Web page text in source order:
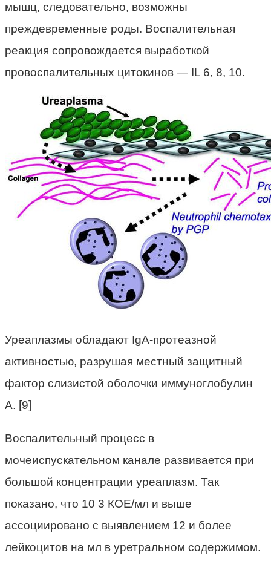
мышц, следовательно, возможны
преждевременные роды. Воспалительная
реакция сопровождается выработкой
провоспалительных цитокинов — IL 6, 8, 10.
Уреаплазмы обладают IgA-протеазной
активностью, разрушая местный защитный
фактор слизистой оболочки иммуноглобулин
А. [9]
Воспалительный процесс в
мочеиспускательном канале развивается при
большой концентрации уреаплазм. Так
показано, что 10 3 КОЕ/мл и выше
ассоциировано с выявлением 12 и более
лейкоцитов на мл в уретральном содержимом.